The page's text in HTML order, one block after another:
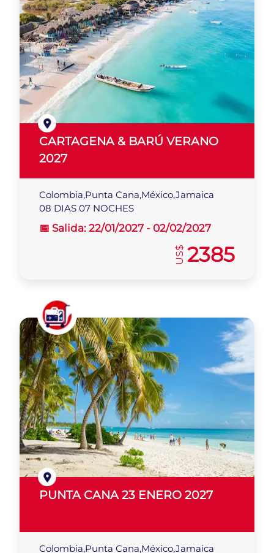
CARTAGENA & BARÚ VERANO
2027
Colombia,Punta Cana,México,Jamaica
08 DIAS 07 NOCHES
📅 Salida: 22/01/2027 - 02/02/2027
US$2385
PUNTA CANA 23 ENERO 2027
Colombia,Punta Cana,México,Jamaica